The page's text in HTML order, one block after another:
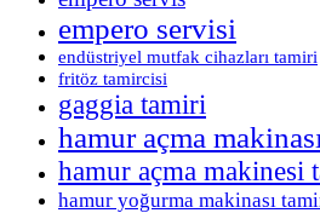
empero servisi
endüstriyel mutfak cihazları tamiri
fritöz tamircisi
gaggia tamiri
hamur açma
hamur açma makinesi
hamur yoğurma makinası